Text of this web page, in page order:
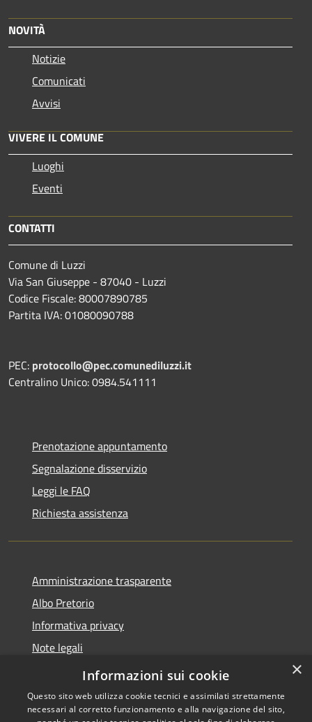
NOVITÀ
Notizie
Comunicati
Avvisi
VIVERE IL COMUNE
Luoghi
Eventi
CONTATTI
Comune di Luzzi
Via San Giuseppe - 87040 - Luzzi
Codice Fiscale: 80007890785
Partita IVA: 01080090788
PEC: protocollo@pec.comunediluzzi.it
Centralino Unico: 0984.541111
Prenotazione appuntamento
Segnalazione disservizio
Leggi le FAQ
Richiesta assistenza
Amministrazione trasparente
Albo Pretorio
Informativa privacy
Note legali
Dichiarazione di accessibilità
×
Informazioni sui cookie
Questo sito web utilizza cookie tecnici e assimilati strettamente
necessari al corretto funzionamento e alla navigazione del sito,